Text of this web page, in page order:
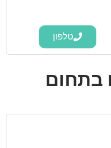
טלפון
בתחום